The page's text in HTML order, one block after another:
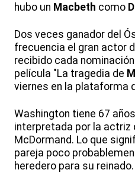
hubo un Macbeth como
Dos veces ganador del
frecuencia el gran actor
recibido cada
película "La tragedia de
viernes en la plataforma
Washington tiene 67
interpretada por la actriz
McDormand. Lo que
pareja poco
heredero para su reinado.